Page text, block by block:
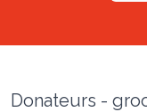
Donateurs -